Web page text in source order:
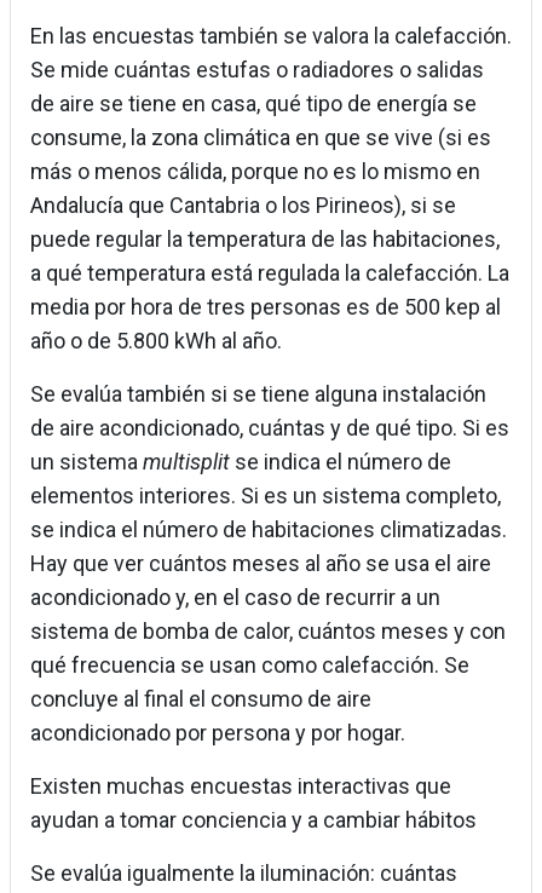
En las encuestas también se valora la calefacción.
Se mide cuántas estufas o radiadores o salidas
de aire se tiene en casa, qué tipo de energía se
consume, la zona climática en que se vive (si es
más o menos cálida, porque no es lo mismo en
Andalucía que Cantabria o los Pirineos), si se
puede regular la temperatura de las habitaciones,
a qué temperatura está regulada la calefacción. La
media por hora de tres personas es de 500 kep al
año o de 5.800 kWh al año.
Se evalúa también si se tiene alguna instalación
de aire acondicionado, cuántas y de qué tipo. Si es
un sistema multisplit se indica el número de
elementos interiores. Si es un sistema completo,
se indica el número de habitaciones climatizadas.
Hay que ver cuántos meses al año se usa el aire
acondicionado y, en el caso de recurrir a un
sistema de bomba de calor, cuántos meses y con
qué frecuencia se usan como calefacción. Se
concluye al final el consumo de aire
acondicionado por persona y por hogar.
Existen muchas encuestas interactivas que
ayudan a tomar conciencia y a cambiar hábitos
Se evalúa igualmente la iluminación: cuántas